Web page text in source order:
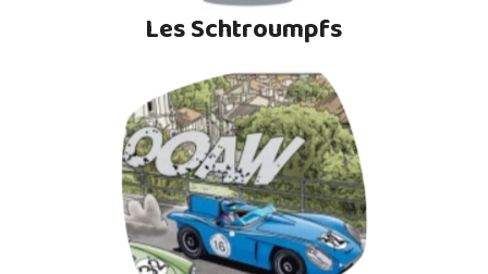
Les Schtroumpfs